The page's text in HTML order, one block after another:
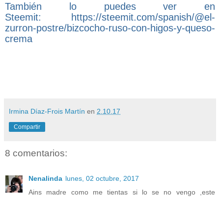
También lo puedes ver en
Steemit: https://steemit.com/spanish/@el-
zurron-postre/bizcocho-ruso-con-higos-y-queso-
crema
Irmina Díaz-Frois Martín en 2.10.17
Compartir
8 comentarios:
Nenalinda lunes, 02 octubre, 2017
Ains madre como me tientas si lo se no vengo ,este